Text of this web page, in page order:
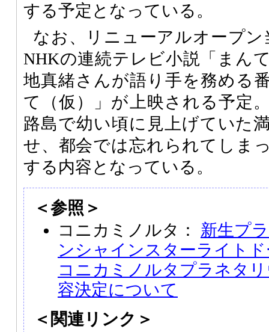
する予定となっている。
なお、リニューアルオープン
NHKの連続テレビ小説「まん
地真緒さんが語り手を務める
て（仮）」が上映される予定
路島で幼い頃に見上げていた
せ、都会では忘れられてしま
する内容となっている。
＜参照＞
コニカミノルタ： 新生プ
ンシャインスターライト
コニカミノルタプラネタ
容決定について
＜関連リンク＞